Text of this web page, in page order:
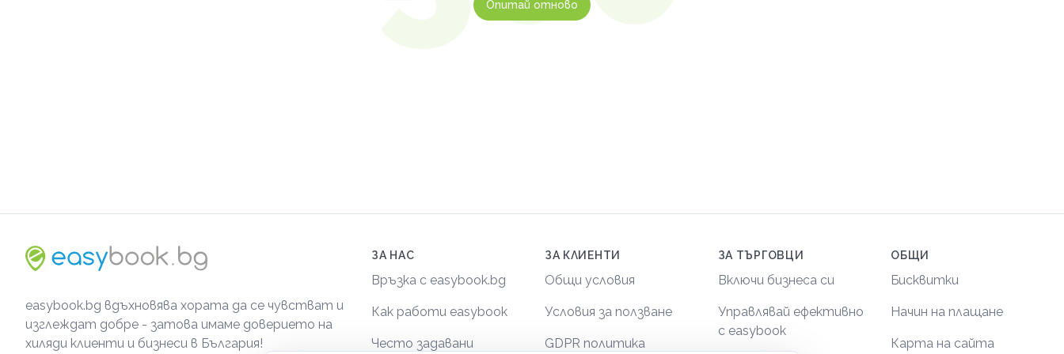
Опитай отново
easybook.bg вдъхновява хората да се чувстват и
изглеждат добре - затова имаме доверието на
хиляди клиенти и бизнеси в България!
ЗА НАС
Връзка с easybook.bg
Как работи easybook
Често задавани
ЗА КЛИЕНТИ
Общи условия
Условия за ползване
GDPR политика
ЗА ТЪРГОВЦИ
Включи бизнеса си
Управлявай ефективно
с easybook
ОБЩИ
Бисквитки
Начин на плащане
Карта на сайта